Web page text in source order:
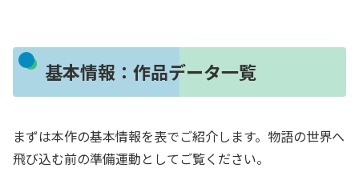
基本情報：作品データ一覧
まずは本作の基本情報を表でご紹介します。物語の世界へ
飛び込む前の準備運動としてご覧ください。